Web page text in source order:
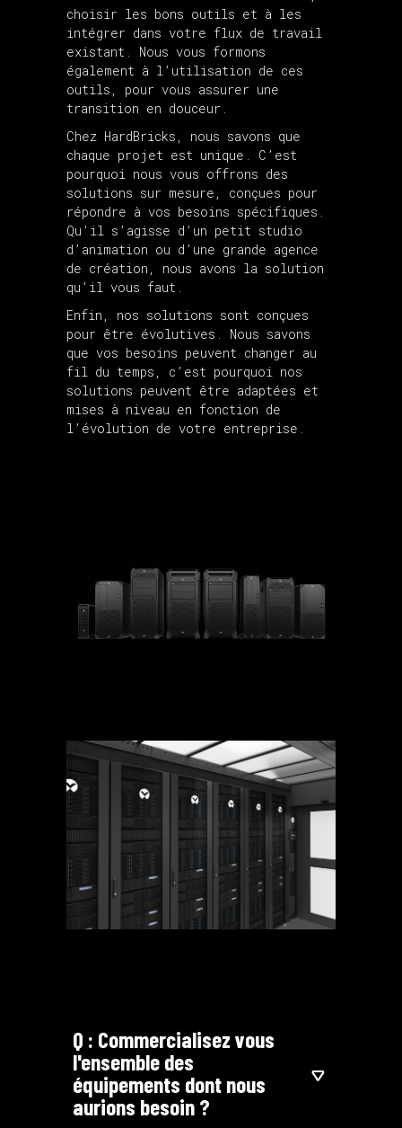
choisir les bons outils et à les
intégrer dans votre flux de travail
existant. Nous vous formons
également à l’utilisation de ces
outils, pour vous assurer une
transition en douceur.
Chez HardBricks, nous savons que
chaque projet est unique. C’est
pourquoi nous vous offrons des
solutions sur mesure, conçues pour
répondre à vos besoins spécifiques.
Qu’il s’agisse d’un petit studio
d’animation ou d’une grande agence
de création, nous avons la solution
qu’il vous faut.
Enfin, nos solutions sont conçues
pour être évolutives. Nous savons
que vos besoins peuvent changer au
fil du temps, c’est pourquoi nos
solutions peuvent être adaptées et
mises à niveau en fonction de
l’évolution de votre entreprise.
Q : Commercialisez vous
l'ensemble des
équipements dont nous
aurions besoin ?